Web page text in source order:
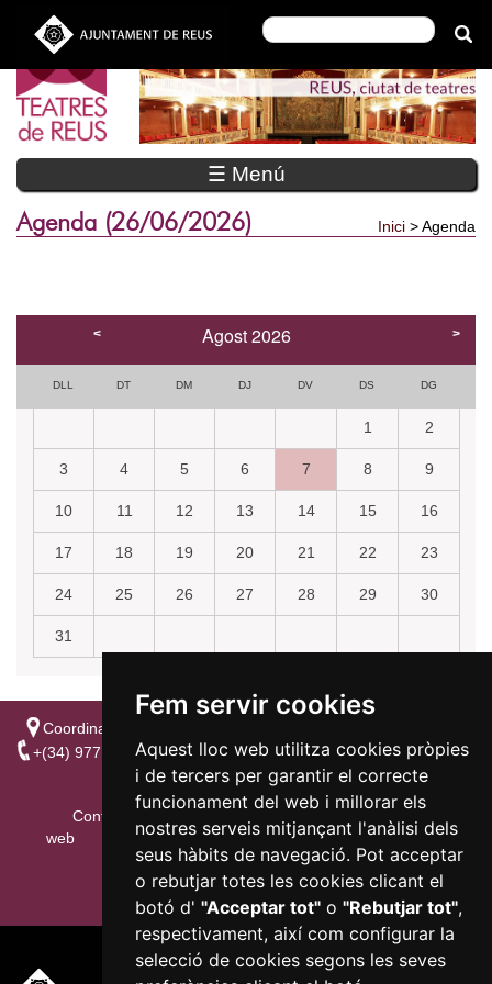
Fem servir cookies
Aquest lloc web utilitza cookies pròpies
i de tercers per garantir el correcte
funcionament del web i millorar els
nostres serveis mitjançant l'anàlisi dels
seus hàbits de navegació. Pot acceptar
o rebutjar totes les cookies clicant el
botó d' "Acceptar tot"o "Rebutjar tot",
respectivament, així com configurar la
selecció de cookies segons les seves
☰ Menú
Inici > Agenda
Agenda (26/06/2026)
Agost 2026
< >
DLL DT DM DJ DV DS DG
1 2
3 4 5 6 7 8 9
10 11 12 13 14 15 16
17 18 19 20 21 22 23
24 25 26 27 28 29 30
31
Coordina la regidoria de Cultura - C/Sant Joan, 27 • E-43201
REUS
+(34) 977 010 650
reuscultura@reus.cat
Configurar cookies
web
Nota Legal Informació addicional